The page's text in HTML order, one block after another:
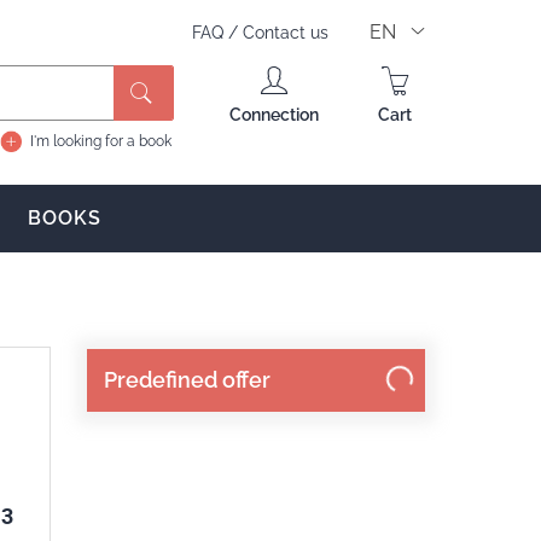
FAQ / Contact us EN
I'm looking for a book
Connection Cart
BOOKS
Predefined offer